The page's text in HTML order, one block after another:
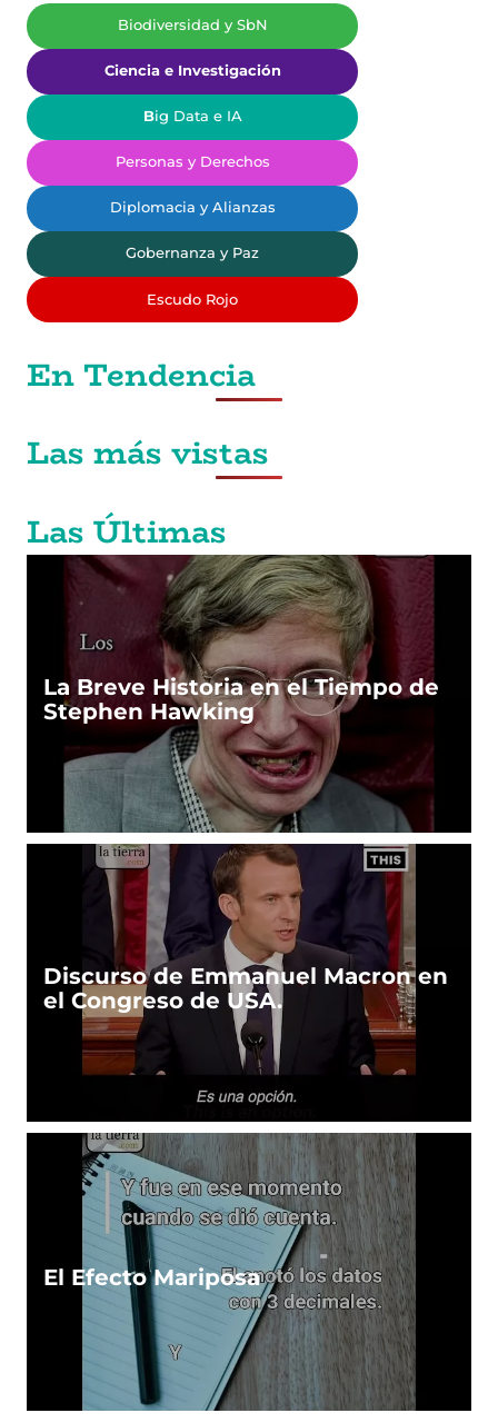
Biodiversidad y SbN
Ciencia e Investigación
Big Data e IA
Personas y Derechos
Diplomacia y Alianzas
Gobernanza y Paz
Escudo Rojo
En Tendencia
Las más vistas
Las Últimas
La Breve Historia en el Tiempo de
Stephen Hawking
Discurso de Emmanuel Macron en
el Congreso de USA.
El Efecto Mariposa